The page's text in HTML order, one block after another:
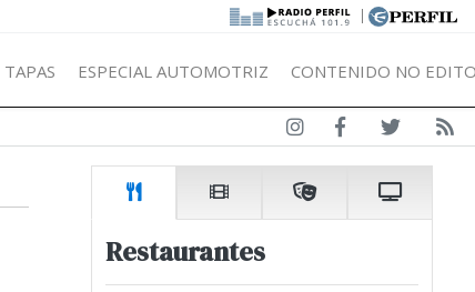
|
TAPAS ESPECIAL AUTOMOTRIZ CONTENIDO NO
Restaurantes